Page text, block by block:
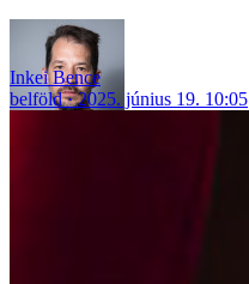
Inkei Bence
belföld
2025. június 19. 10:05